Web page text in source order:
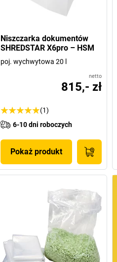
Niszczarka dokumentów
SHREDSTAR X6pro – HSM
poj. wychwytowa 20 l
netto
815,- zł
(1)
6-10 dni roboczych
Pokaż produkt